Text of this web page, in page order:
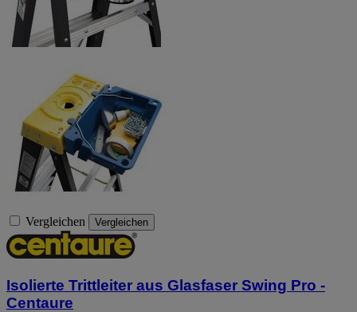
Vergleichen Vergleichen
Isolierte Trittleiter aus Glasfaser Swing Pro -
Centaure